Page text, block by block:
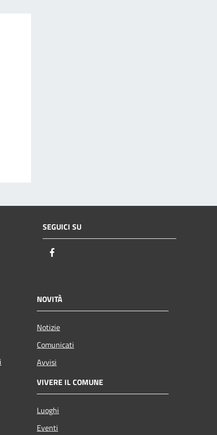
SEGUICI SU
NOVITÀ
Notizie
Comunicati
Avvisi
VIVERE IL COMUNE
Luoghi
Eventi